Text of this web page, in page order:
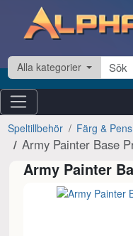
Hoppa till innehåll
Alla kategorier
Speltillbehör Färg &
Army Painter Base
Army Painter